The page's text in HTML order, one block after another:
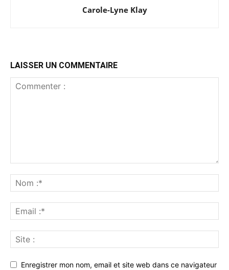
Carole-Lyne Klay
LAISSER UN COMMENTAIRE
Enregistrer mon nom, email et site web dans ce navigateur